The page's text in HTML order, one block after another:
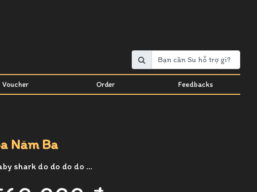
Voucher Order Feedbacks
Năm Ba
shark do do do do ...